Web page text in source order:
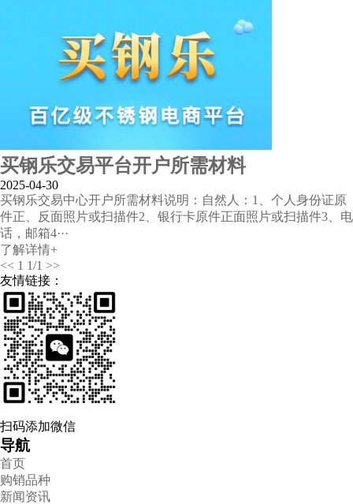
买钢乐交易平台开户所需材料
2025-04-30
买钢乐交易中心开户所需材料说明：自然人：1、个人身份证原
件正、反面照片或扫描件2、银行卡原件正面照片或扫描件3、电
话，邮箱4···
了解详情+
<< 1 1/1 >>
友情链接：
扫码添加微信
导航
首页
购销品种
新闻资讯